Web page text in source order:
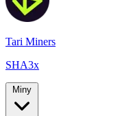
Tari Miners
SHA3x
Miny